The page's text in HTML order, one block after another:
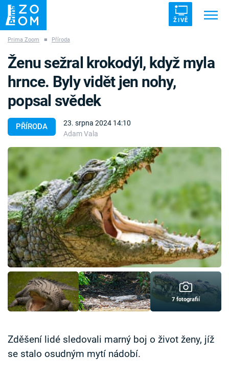
ŽIVĚ
ZÁHADY VETŘELCI DÁVNOVĚKU
Témata
Témata
Pořady
TV Program
Časopis
Sledujte prima+
Přihlášení
Sledujte nás
Prima Zoom ■ Příroda
PŘÍRODA
23. srpna 2024 14:10
Adam Vala
Ženu sežral krokodýl, když myla
hrnce. Byly vidět jen nohy,
popsal svědek
7 fotografií
Zděšení lidé sledovali marný boj o život ženy, jíž
se stalo osudným mytí nádobí.